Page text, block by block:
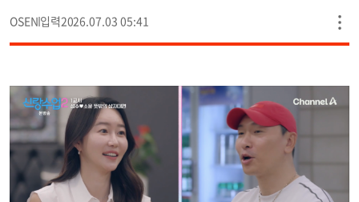
OSEN 2026.07.03 05:41